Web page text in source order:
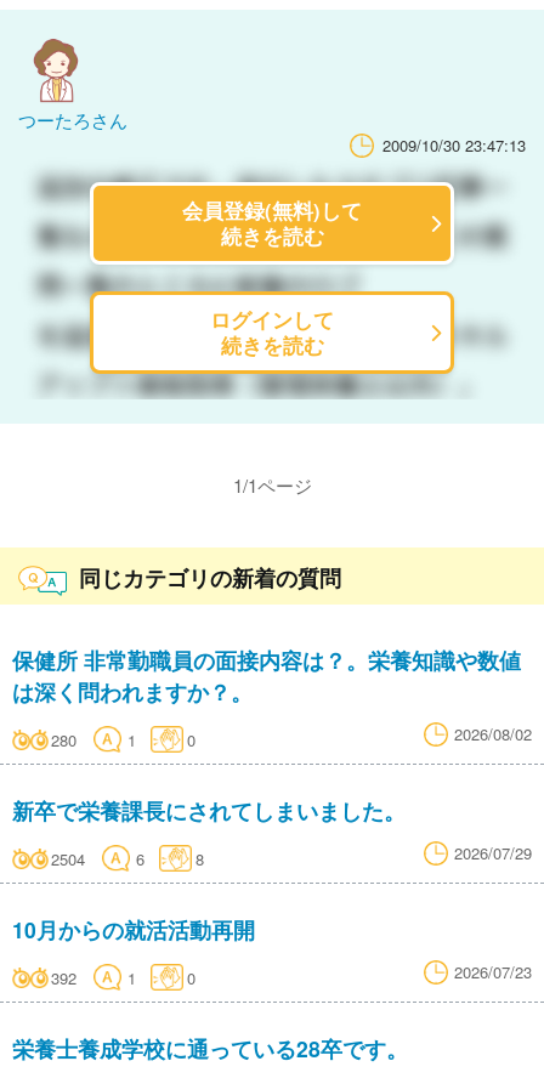
つーたろさん
2009/10/30 23:47:13
会員登録(無料)して
続きを読む
ログインして
続きを読む
1/1ページ
同じカテゴリの新着の質問
保健所 非常勤職員の面接内容は？。栄養知識や数値
は深く問われますか？。
280 1 0 2026/08/02
新卒で栄養課長にされてしまいました。
2504 6 8 2026/07/29
10月からの就活活動再開
392 1 0 2026/07/23
栄養士養成学校に通っている28卒です。